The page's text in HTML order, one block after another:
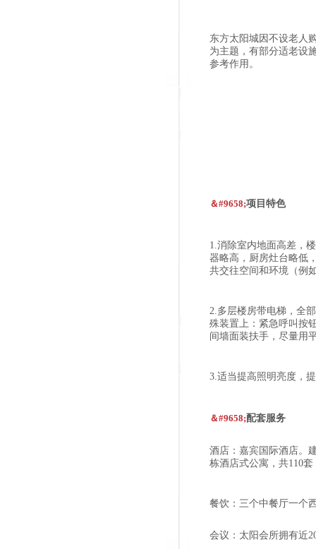
东方太阳城因不设老人
为主题，有部分适老设
参考作用。
＆#9658;项目特色
1.消除室内地面高差，
器略高，厨房灶台略低
共交往空间和环境（例
2.多层楼房带电梯，全
殊装置上：紧急呼叫按
间墙面装扶手，尽量用
3.适当提高照明亮度，
＆#9658;配套服务
酒店：嘉宾国际酒店。
栋酒店式公寓，共110
餐饮：三个中餐厅一个
会议：太阳会所拥有近